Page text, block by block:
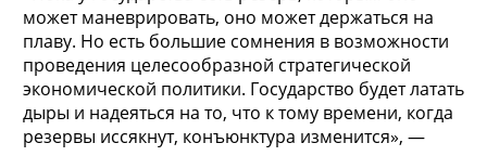
может маневрировать, оно может держаться на
плаву. Но есть большие сомнения в возможности
проведения целесообразной стратегической
экономической политики. Государство будет латать
дыры и надеяться на то, что к тому времени, когда
резервы иссякнут, конъюнктура изменится», —